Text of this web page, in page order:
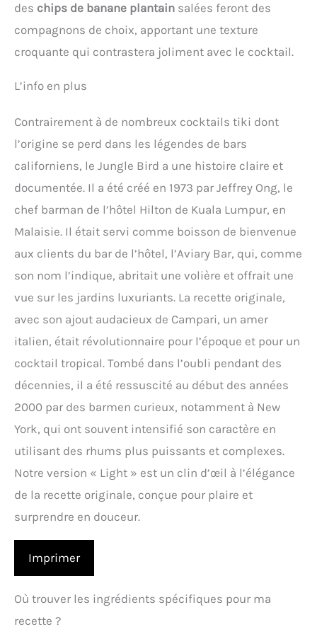
des chips de banane plantain salées feront des
compagnons de choix, apportant une texture
croquante qui contrastera joliment avec le cocktail.
L’info en plus
Contrairement à de nombreux cocktails tiki dont
l’origine se perd dans les légendes de bars
californiens, le Jungle Bird a une histoire claire et
documentée. Il a été créé en 1973 par Jeffrey Ong, le
chef barman de l’hôtel Hilton de Kuala Lumpur, en
Malaisie. Il était servi comme boisson de bienvenue
aux clients du bar de l’hôtel, l’Aviary Bar, qui, comme
son nom l’indique, abritait une volière et offrait une
vue sur les jardins luxuriants. La recette originale,
avec son ajout audacieux de Campari, un amer
italien, était révolutionnaire pour l’époque et pour un
cocktail tropical. Tombé dans l’oubli pendant des
décennies, il a été ressuscité au début des années
2000 par des barmen curieux, notamment à New
York, qui ont souvent intensifié son caractère en
utilisant des rhums plus puissants et complexes.
Notre version « Light » est un clin d’œil à l’élégance
de la recette originale, conçue pour plaire et
surprendre en douceur.
Imprimer
Où trouver les ingrédients spécifiques pour ma
recette ?